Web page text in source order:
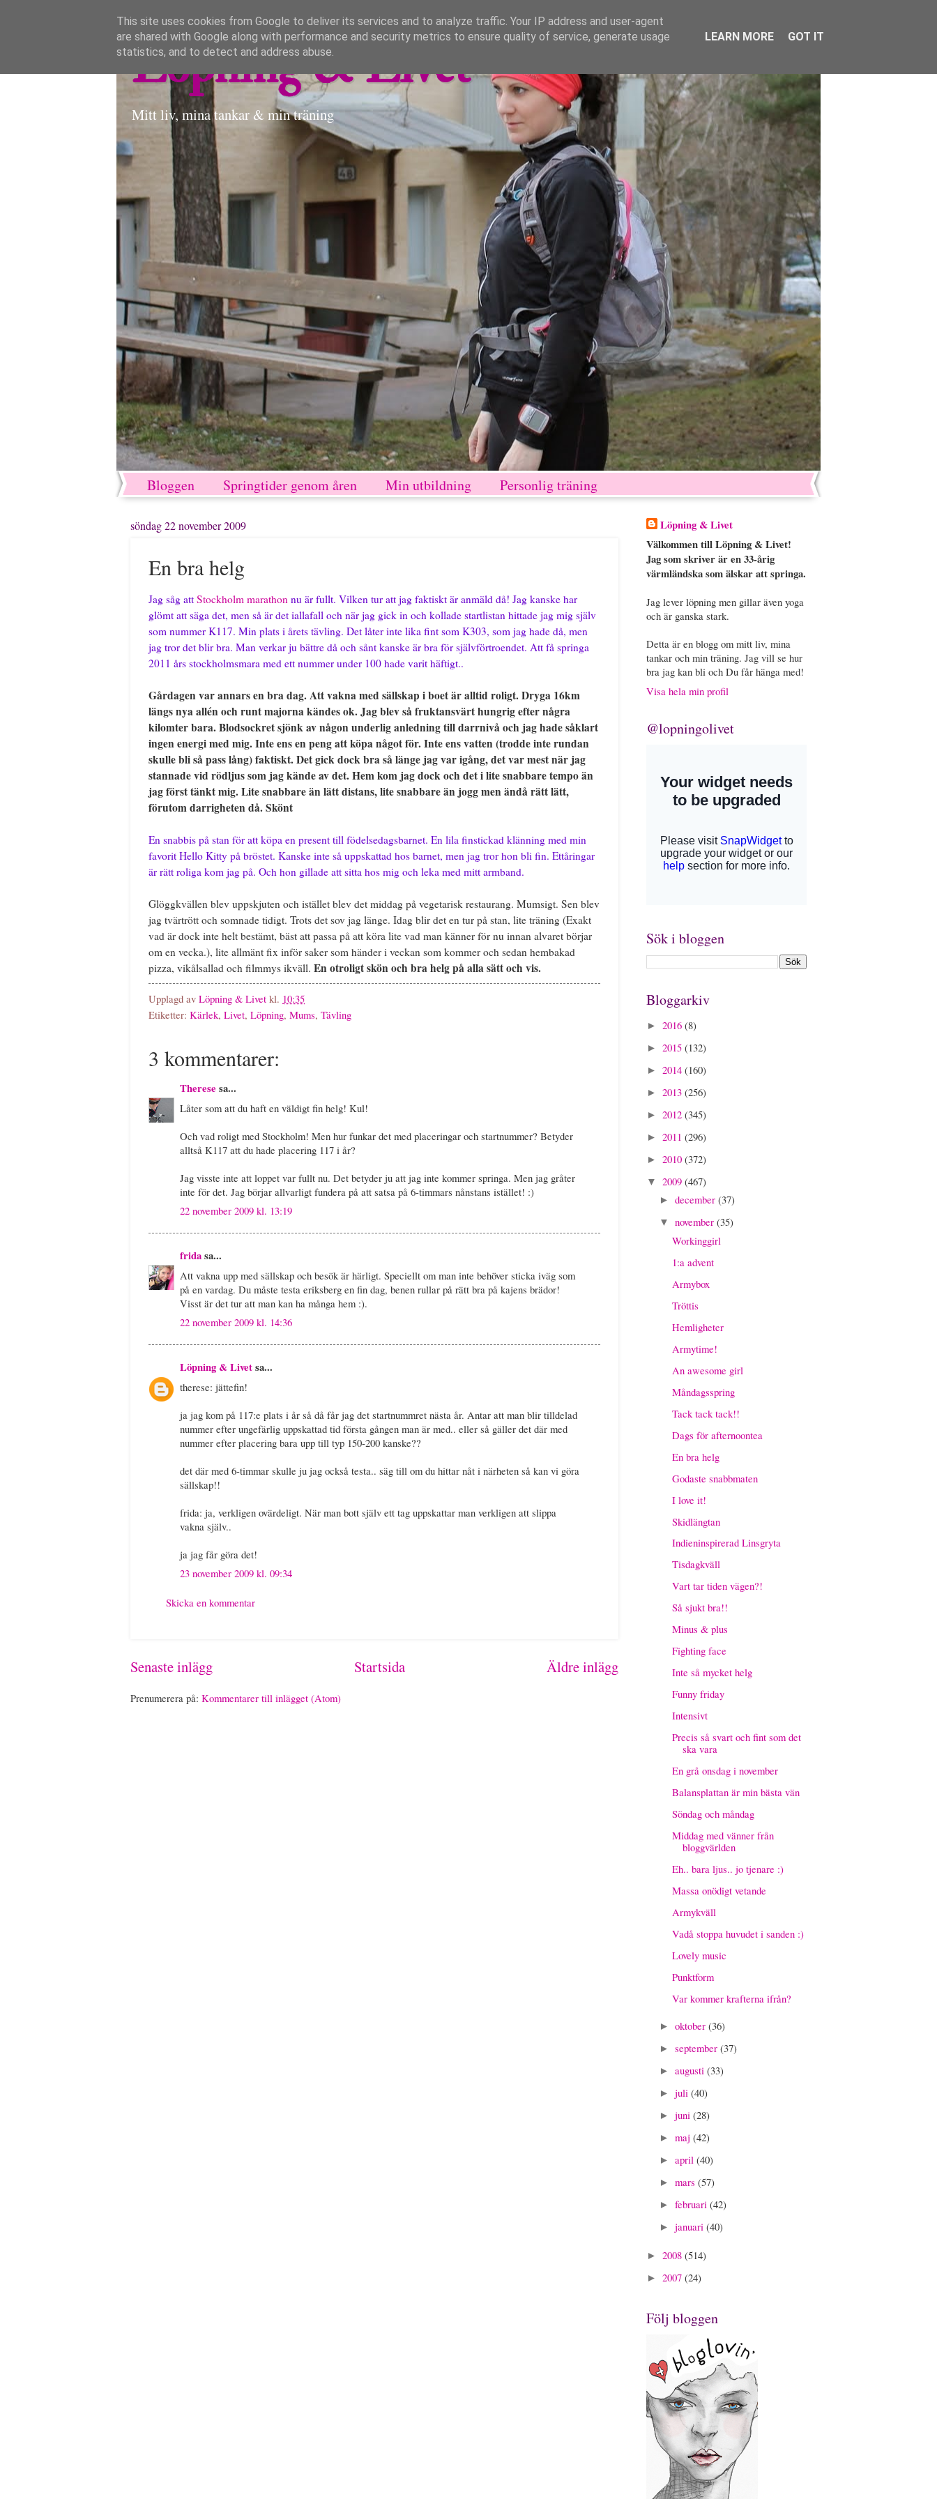
Löpning & Livet
Mitt liv, mina tankar & min träning
Bloggen Springtider genom åren Min utbildning Personlig träning
söndag 22 november 2009
En bra helg
Jag såg att Stockholm marathon nu är fullt. Vilken tur att jag faktiskt är anmäld då! Jag kanske har
glömt att säga det, men så är det iallafall och när jag gick in och kollade startlistan hittade jag mig själv
som nummer K117. Min plats i årets tävling. Det låter inte lika fint som K303, som jag hade då, men
jag tror det blir bra. Man verkar ju bättre då och sånt kanske är bra för självförtroendet. Att få springa
2011 års stockholmsmara med ett nummer under 100 hade varit häftigt..
Gårdagen var annars en bra dag. Att vakna med sällskap i boet är alltid roligt. Dryga 16km
längs nya allén och runt majorna kändes ok. Jag blev så fruktansvärt hungrig efter några
kilomter bara. Blodsockret sjönk av någon underlig anledning till darrnivå och jag hade såklart
ingen energi med mig. Inte ens en peng att köpa något för. Inte ens vatten (trodde inte rundan
skulle bli så pass lång) faktiskt. Det gick dock bra så länge jag var igång, det var mest när jag
stannade vid rödljus som jag kände av det. Hem kom jag dock och det i lite snabbare tempo än
jag först tänkt mig. Lite snabbare än lätt distans, lite snabbare än jogg men ändå rätt lätt,
förutom darrigheten då. Skönt
En snabbis på stan för att köpa en present till födelsedagsbarnet. En lila finstickad klänning med min
favorit Hello Kitty på bröstet. Kanske inte så uppskattad hos barnet, men jag tror hon bli fin. Ettåringar
är rätt roliga kom jag på. Och hon gillade att sitta hos mig och leka med mitt armband.
Glöggkvällen blev uppskjuten och istället blev det middag på vegetarisk restaurang. Mumsigt. Sen blev
jag tvärtrött och somnade tidigt. Trots det sov jag länge. Idag blir det en tur på stan, lite träning (Exakt
vad är dock inte helt bestämt, bäst att passa på att köra lite vad man känner för nu innan alvaret börjar
om en vecka.), lite allmänt fix inför saker som händer i veckan som kommer och sedan hembakad
pizza, vikålsallad och filmmys ikväll. En otroligt skön och bra helg på alla sätt och vis.
Upplagd av Löpning & Livet kl. 10:35
Etiketter: Kärlek, Livet, Löpning, Mums, Tävling
3 kommentarer:
Therese sa...
Låter som att du haft en väldigt fin helg! Kul!
Och vad roligt med Stockholm! Men hur funkar det med placeringar och startnummer? Betyder
alltså K117 att du hade placering 117 i år?
Jag visste inte att loppet var fullt nu. Det betyder ju att jag inte kommer springa. Men jag gråter
inte för det. Jag börjar allvarligt fundera på att satsa på 6-timmars nånstans istället! :)
22 november 2009 kl. 13:19
fridasa...
Att vakna upp med sällskap och besök är härligt. Speciellt om man inte behöver sticka iväg som
på en vardag. Du måste testa eriksberg en fin dag, benen rullar på rätt bra på kajens brädor!
Visst är det tur att man kan ha många hem :).
22 november 2009 kl. 14:36
Löpning & Livetsa...
therese: jättefin!
ja jag kom på 117:e plats i år så då får jag det startnummret nästa år. Antar att man blir tilldelad
nummer efter ungefärlig uppskattad tid första gången man är med.. eller så gäller det där med
nummer efter placering bara upp till typ 150-200 kanske??
det där med 6-timmar skulle ju jag också testa.. säg till om du hittar nåt i närheten så kan vi göra
sällskap!!
frida: ja, verkligen ovärdeligt. När man bott själv ett tag uppskattar man verkligen att slippa
vakna själv..
ja jag får göra det!
23 november 2009 kl. 09:34
Skicka en kommentar
Senaste inlägg Äldre inlägg
Startsida
Prenumerera på: Kommentarer till inlägget (Atom)
Löpning & Livet
Välkommen till Löpning & Livet!
Jag som skriver är en 33-årig
värmländska som älskar att springa.
Jag lever löpning men gillar även yoga
och är ganska stark.
Detta är en blogg om mitt liv, mina
tankar och min träning. Jag vill se hur
bra jag kan bli och Du får hänga med!
Visa hela min profil
@lopningolivet
Sök i bloggen
Bloggarkiv
► 2016 (8)
► 2015 (132)
► 2014 (160)
► 2013 (256)
► 2012 (345)
► 2011 (296)
► 2010 (372)
▼ 2009 (467)
► december (37)
▼ november (35)
Workinggirl
1:a advent
Armybox
Tröttis
Hemligheter
Armytime!
An awesome girl
Måndagsspring
Tack tack tack!!
Dags för afternoontea
En bra helg
Godaste snabbmaten
I love it!
Skidlängtan
Indieninspirerad Linsgryta
Tisdagkväll
Vart tar tiden vägen?!
Så sjukt bra!!
Minus & plus
Fighting face
Inte så mycket helg
Funny friday
Intensivt
Precis så svart och fint som det
ska vara
En grå onsdag i november
Balansplattan är min bästa vän
Söndag och måndag
Middag med vänner från
bloggvärlden
Eh.. bara ljus.. jo tjenare :)
Massa onödigt vetande
Armykväll
Vadå stoppa huvudet i sanden :)
Lovely music
Punktform
Var kommer krafterna ifrån?
► oktober (36)
► september (37)
► augusti (33)
► juli (40)
► juni (28)
► maj (42)
► april (40)
► mars (57)
► februari (42)
► januari (40)
► 2008 (514)
► 2007 (24)
Följ bloggen
This site uses cookies from Google to deliver its services and to analyze traffic. Your IP address and user-agent
are shared with Google along with performance and security metrics to ensure quality of service, generate usage
statistics, and to detect and address abuse.
LEARN MORE GOT IT